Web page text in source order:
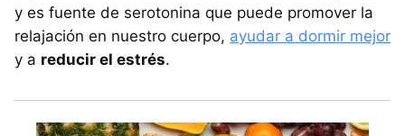
y es fuente de serotonina que puede promover la
relajación en nuestro cuerpo, ayudar a dormir mejor
y a reducir el estrés.